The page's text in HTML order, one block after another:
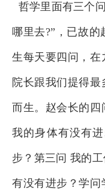
哲学里面有三个
哪里去?”，已故
生每天要四问，在
院长跟我们提得
而生。赵会长的四
我的身体有没有
步？第三问 我的
有没有进步？学问